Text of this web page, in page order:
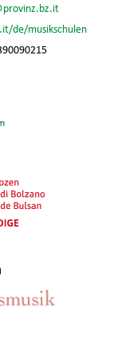
de/musikschulen